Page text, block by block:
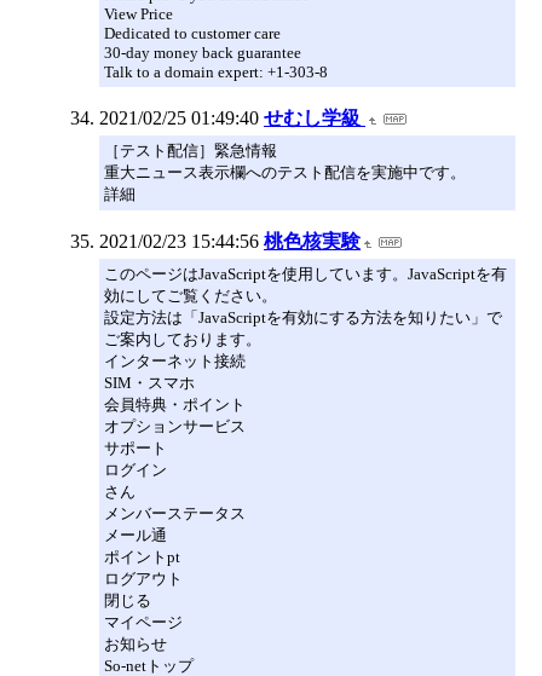
View Price
Dedicated to customer care
30-day money back guarantee
Talk to a domain expert: +1-303-8
2021/02/25 01:49:40 せむし学級
［テスト配信］緊急情報
重大ニュース表示欄へのテスト配信を実施中です。
詳細
2021/02/23 15:44:56 桃色核実験
このページはJavaScriptを使用しています。JavaScriptを有
効にしてご覧ください。
設定方法は「JavaScriptを有効にする方法を知りたい」で
ご案内しております。
インターネット接続
SIM・スマホ
会員特典・ポイント
オプションサービス
サポート
ログイン
さん
メンバーステータス
メール通
ポイントpt
ログアウト
閉じる
マイページ
お知らせ
So-netトップ